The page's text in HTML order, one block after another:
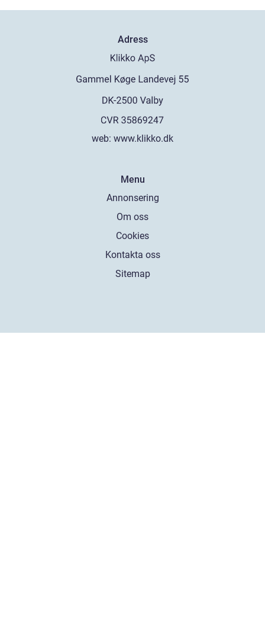
Adress
web: www.klikko.dk
Menu
Annonsering
Om oss
Cookies
Kontakta oss
Sitemap